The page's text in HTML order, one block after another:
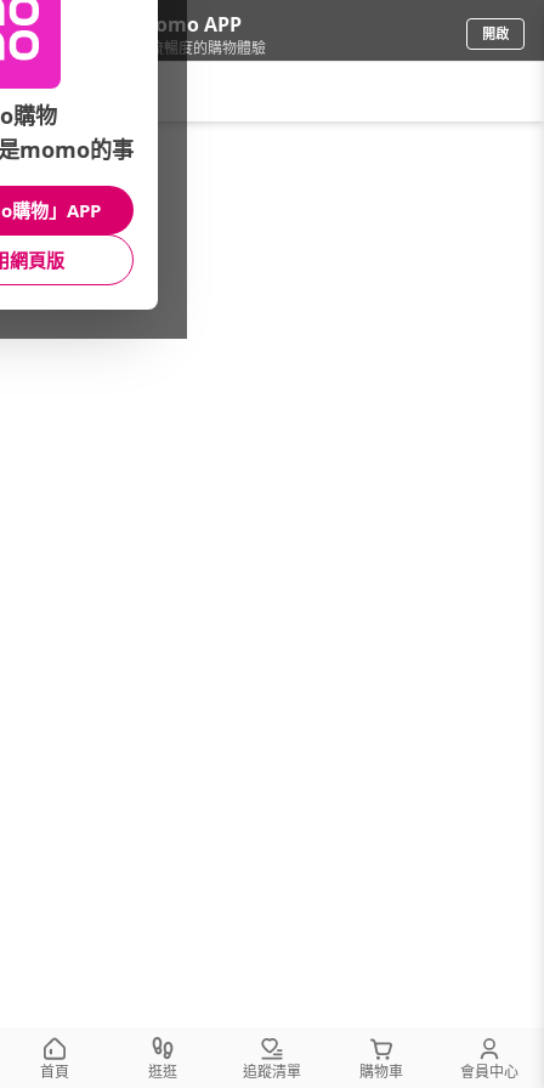
下載momo APP
給你3倍流暢度的購物體驗
開啟
母嬰玩具/成人紙尿褲
本館精選商品
館長推薦 月銷量
首頁 逛逛 追蹤清單 購物車 會員中心
購物
momo的事
購物」APP
網頁版